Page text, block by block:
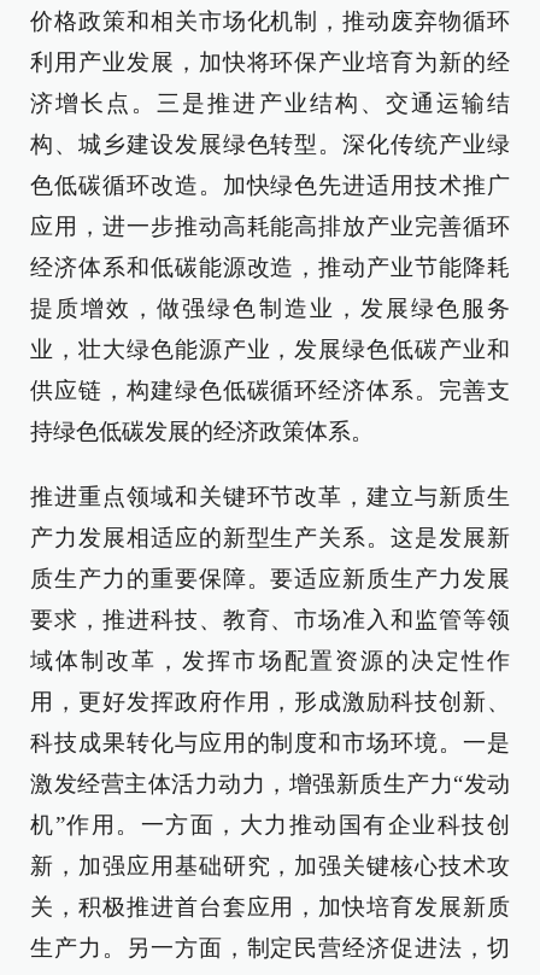
价格政策和相关市场化机制，推动废弃物循环
利用产业发展，加快将环保产业培育为新的经
济增长点。三是推进产业结构、交通运输结
构、城乡建设发展绿色转型。深化传统产业绿
色低碳循环改造。加快绿色先进适用技术推广
应用，进一步推动高耗能高排放产业完善循环
经济体系和低碳能源改造，推动产业节能降耗
提质增效，做强绿色制造业，发展绿色服务
业，壮大绿色能源产业，发展绿色低碳产业和
供应链，构建绿色低碳循环经济体系。完善支
持绿色低碳发展的经济政策体系。
推进重点领域和关键环节改革，建立与新质生
产力发展相适应的新型生产关系。这是发展新
质生产力的重要保障。要适应新质生产力发展
要求，推进科技、教育、市场准入和监管等领
域体制改革，发挥市场配置资源的决定性作
用，更好发挥政府作用，形成激励科技创新、
科技成果转化与应用的制度和市场环境。一是
激发经营主体活力动力，增强新质生产力“发动
机”作用。一方面，大力推动国有企业科技创
新，加强应用基础研究，加强关键核心技术攻
关，积极推进首台套应用，加快培育发展新质
生产力。另一方面，制定民营经济促进法，切